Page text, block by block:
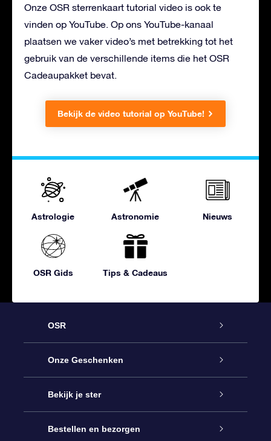
Onze OSR sterrenkaart tutorial video is ook te
vinden op YouTube. Op ons YouTube-kanaal
plaatsen we vaker video’s met betrekking tot het
gebruik van de verschillende items die het OSR
Cadeaupakket bevat.
Bekijk de video tutorial op YouTube!
Astrologie Astronomie Nieuws
OSR Gids Tips & Cadeaus
OSR
Service
Contact
Blog
Onze Geschenken
Online Star Gift
OSR Cadeaupakket
Bekijk je ster
Sterrenregister
Bestellen en bezorgen